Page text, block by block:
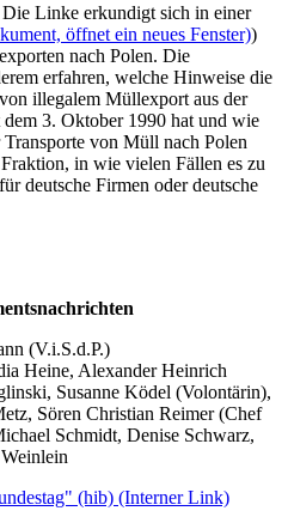
Linke erkundigt sich in einer
öffnet ein neues Fenster))
nach Polen. Die
erfahren, welche Hinweise die
illegalem Müllexport aus der
3. Oktober 1990 hat und wie
von Müll nach Polen
in wie vielen Fällen es zu
deutsche Firmen oder deutsche
(V.i.S.d.P.)
Heine, Alexander Heinrich
Susanne Ködel (Volontärin),
Sören Christian Reimer (Chef
Schmidt, Denise Schwarz,
(hib) (Interner Link)